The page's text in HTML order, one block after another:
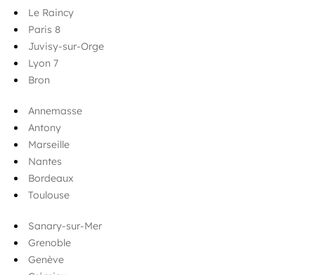
Le Raincy
Paris 8
Juvisy-sur-Orge
Lyon 7
Bron
Annemasse
Antony
Marseille
Nantes
Bordeaux
Toulouse
Sanary-sur-Mer
Grenoble
Genève